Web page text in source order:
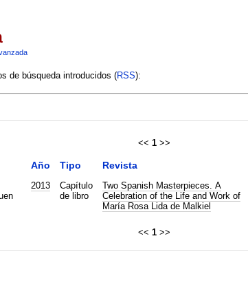
de búsqueda introducidos (RSS):
<< 1 >>
Año Tipo Revista
2013
Capítulo
de libro
Two Spanish Masterpieces. A
Celebration of the Life and Work of
María Rosa Lida de Malkiel
<< 1 >>